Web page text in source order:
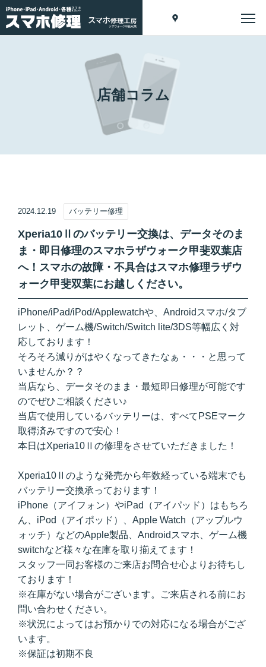
店舗コラム
2024.12.19 バッテリー修理
Xperia10Ⅱのバッテリー交換は、データそのま
ま・即日修理のスマホラザウォーク甲斐双葉店
へ！スマホの故障・不具合はスマホ修理ラザウ
ォーク甲斐双葉にお越しください。
iPhone/iPad/iPod/Applewatchや、Androidスマホ/タブ
レット、ゲーム機/Switch/Switch lite/3DS等幅広く対
応しております！
そろそろ減りがはやくなってきたなぁ・・・と思って
いませんか？？
当店なら、データそのまま・最短即日修理が可能です
のでぜひご相談ください♪
当店で使用しているバッテリーは、すべてPSEマーク
取得済みですので安心！
本日はXperia10Ⅱの修理をさせていただきました！
Xperia10Ⅱのような発売から年数経っている端末でも
バッテリー交換承っております！
iPhone（アイフォン）やiPad（アイパッド）はもちろ
ん、iPod（アイポッド）、Apple Watch（アップルウ
ォッチ）などのApple製品、Androidスマホ、ゲーム機
switchなど様々な在庫を取り揃えてます！
スタッフ一同お客様のご来店お問合せ心よりお待ちし
ております！
※在庫がない場合がございます。ご来店される前にお
問い合わせください。
※状況によってはお預かりでの対応になる場合がござ
います。
※保証は初期不良